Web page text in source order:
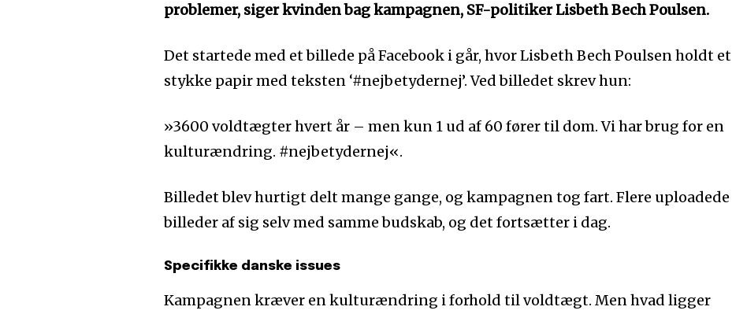
problemer, siger kvinden bag kampagnen, SF-politiker Lisbeth Bech Poulsen.
Det startede med et billede på Facebook i går, hvor Lisbeth Bech Poulsen holdt et
stykke papir med teksten ‘#nejbetydernej’. Ved billedet skrev hun:
»3600 voldtægter hvert år – men kun 1 ud af 60 fører til dom. Vi har brug for en
kulturændring. #nejbetydernej«.
Billedet blev hurtigt delt mange gange, og kampagnen tog fart. Flere uploadede
billeder af sig selv med samme budskab, og det fortsætter i dag.
Specifikke danske issues
Kampagnen kræver en kulturændring i forhold til voldtægt. Men hvad ligger